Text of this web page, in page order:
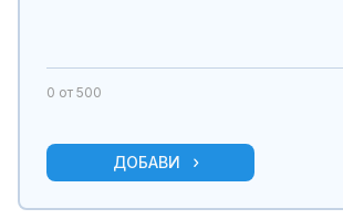
0 от 500
ДОБАВИ